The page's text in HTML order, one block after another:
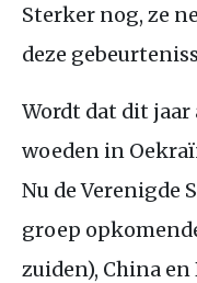
Sterker nog, ze
deze
Wordt dat dit
woeden in
Nu de Verenigde
groep
zuiden), China